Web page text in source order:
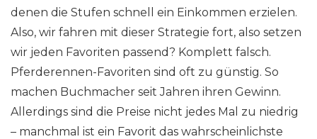
denen die Stufen schnell ein Einkommen erzielen.
Also, wir fahren mit dieser Strategie fort, also setzen
wir jeden Favoriten passend? Komplett falsch.
Pferderennen-Favoriten sind oft zu günstig. So
machen Buchmacher seit Jahren ihren Gewinn.
Allerdings sind die Preise nicht jedes Mal zu niedrig
– manchmal ist ein Favorit das wahrscheinlichste